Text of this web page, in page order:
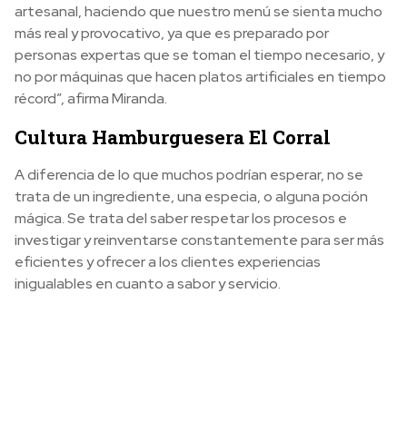
artesanal, haciendo que nuestro menú se sienta mucho
más real y provocativo, ya que es preparado por
personas expertas que se toman el tiempo necesario, y
no por máquinas que hacen platos artificiales en tiempo
récord”, afirma Miranda.
Cultura Hamburguesera El Corral
A diferencia de lo que muchos podrían esperar, no se
trata de un ingrediente, una especia, o alguna poción
mágica. Se trata del saber respetar los procesos e
investigar y reinventarse constantemente para ser más
eficientes y ofrecer a los clientes experiencias
inigualables en cuanto a sabor y servicio.